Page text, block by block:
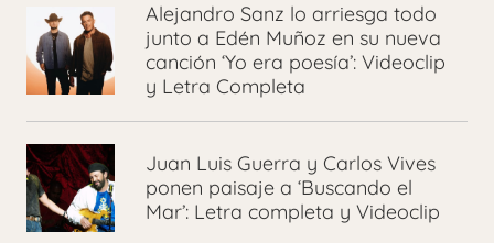
Alejandro Sanz lo arriesga todo
junto a Edén Muñoz en su nueva
canción ‘Yo era poesía’: Videoclip
y Letra Completa
Juan Luis Guerra y Carlos Vives
ponen paisaje a ‘Buscando el
Mar’: Letra completa y Videoclip